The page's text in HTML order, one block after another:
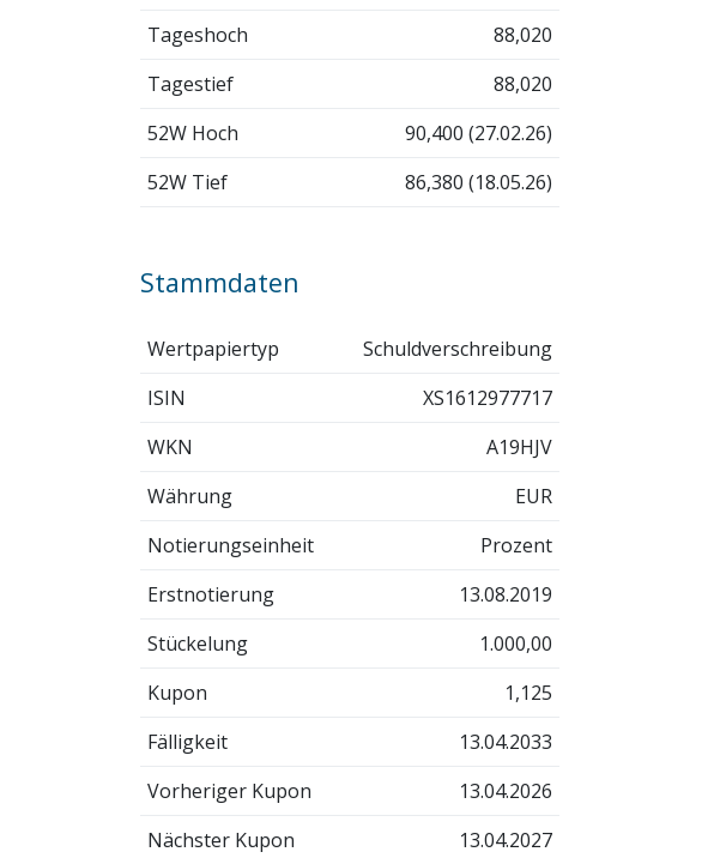
Tageshoch
88,020
Tagestief
88,020
52W Hoch
90,400 (27.02.26)
52W Tief
86,380 (18.05.26)
Stammdaten
Wertpapiertyp
Schuldverschreibung
ISIN
XS1612977717
WKN
A19HJV
Währung
EUR
Notierungseinheit
Prozent
Erstnotierung
13.08.2019
Stückelung
1.000,00
Kupon
1,125
Fälligkeit
13.04.2033
Vorheriger Kupon
13.04.2026
Nächster Kupon
13.04.2027